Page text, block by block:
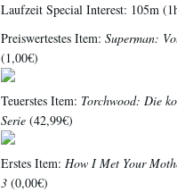
Laufzeit Special Interest: 105m
Preiswertestes Item: Superman:
(1,00€)
Teuerstes Item: Torchwood: Die
Serie (42,99€)
Erstes Item: How I Met Your
3 (0,00€)